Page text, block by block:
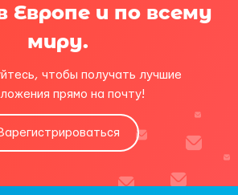
Европе и по всему
миру.
чтобы получать лучшие
прямо на почту!